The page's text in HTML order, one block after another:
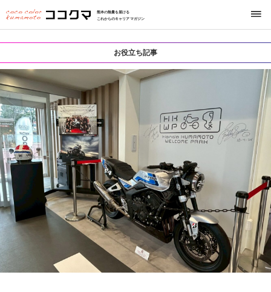
熊本の熱量を届ける
これからのキャリアマガジン
お役立ち記事